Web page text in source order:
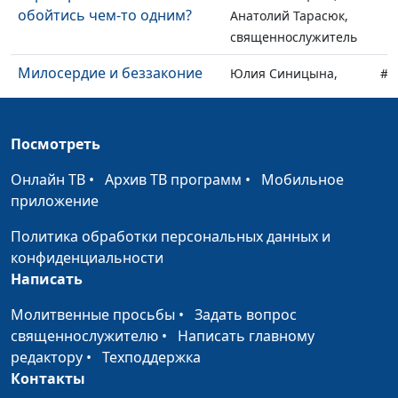
обойтись чем-то одним?
Анатолий Тарасюк,
священнослужитель
Милосердие и беззаконие
Юлия Синицына,
Анатолий Тарасюк,
Пророк Иона: что будет,
если не слушать Бога
Анатолий Тарасюк,
Кто окажется в раю?
Юлия Синицына,
Ропот и недовольство в
жизни верующего
Юлия Синицына,
Анатолий Тарасюк,
Доверяя Богу, выходить из
Посмотреть
Онлайн ТВ • Архив ТВ программ • Мобильное
приложение
Политика обработки персональных данных и
конфиденциальности
Написать
Молитвенные просьбы • Задать вопрос
священнослужителю • Написать главному
редактору • Техподдержка
Контакты